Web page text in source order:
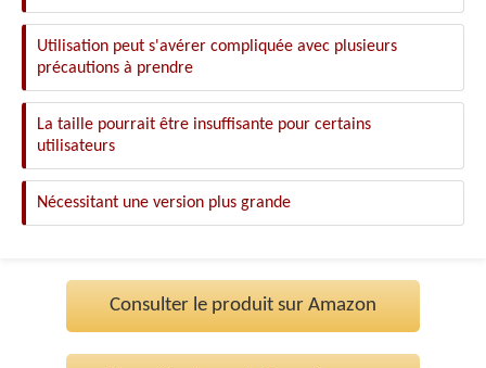
Utilisation peut s'avérer compliquée avec plusieurs
précautions à prendre
La taille pourrait être insuffisante pour certains
utilisateurs
Nécessitant une version plus grande
Consulter le produit sur Amazon